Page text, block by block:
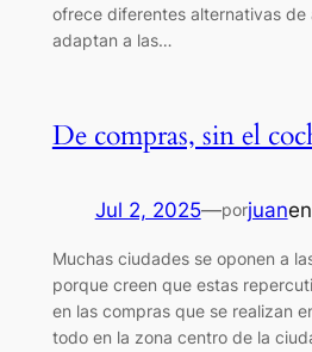
ofrece diferentes alternativas de
adaptan a las…
De compras, sin el
Jul 2, 2025—porjuanen
Muchas ciudades se oponen a
porque creen que estas
en las compras que se realizan
todo en la zona centro de la